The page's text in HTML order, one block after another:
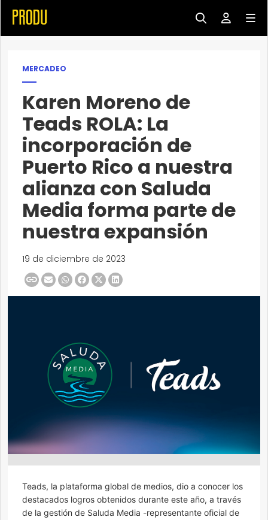
MERCADEO
Karen Moreno de
Teads ROLA: La
incorporación de
Puerto Rico a nuestra
alianza con Saluda
Media forma parte de
nuestra expansión
19 de diciembre de 2023
Teads, la plataforma global de medios, dio a conocer los
destacados logros obtenidos durante este año, a través
de la gestión de Saluda Media -representante oficial de